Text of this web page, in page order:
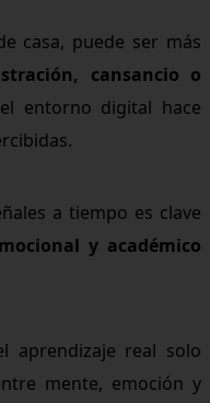
casa, puede ser más
cansancio o
entorno digital hace
a tiempo es clave
y académico
aprendizaje real solo
mente, emoción y